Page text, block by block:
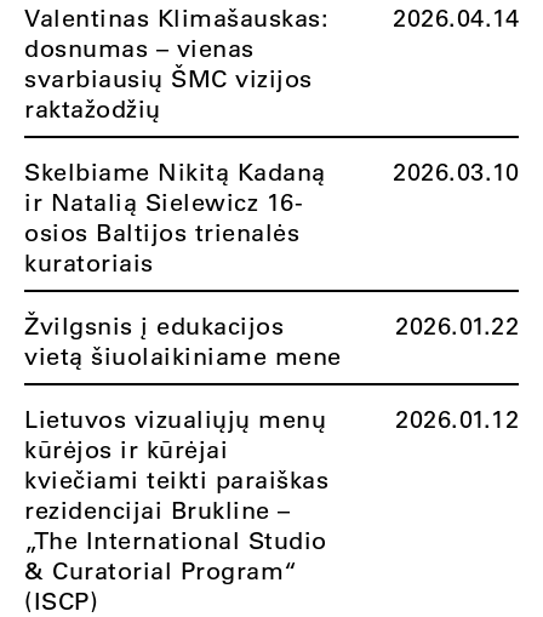
Valentinas Klimašauskas:
dosnumas – vienas
svarbiausių ŠMC vizijos
raktažodžių
2026.04.14
Skelbiame Nikitą Kadaną
ir Natalią Sielewicz 16-
osios Baltijos trienalės
kuratoriais
2026.03.10
Žvilgsnis į edukacijos
vietą šiuolaikiniame mene
2026.01.22
Lietuvos vizualiųjų menų
kūrėjos ir kūrėjai
kviečiami teikti paraiškas
rezidencijai Brukline –
„The International Studio
& Curatorial Program“
(ISCP)
2026.01.12